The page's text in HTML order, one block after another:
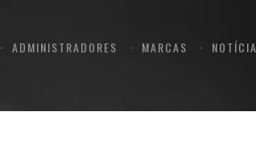
ADMINISTRADORES MARCAS